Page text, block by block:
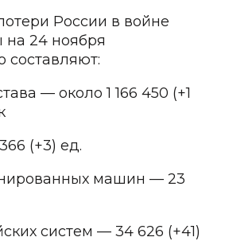
России в войне
на 24 ноября
составляют:
— около 1 166 450 (+1
(+3) ед.
машин — 23
систем — 34 626 (+41)